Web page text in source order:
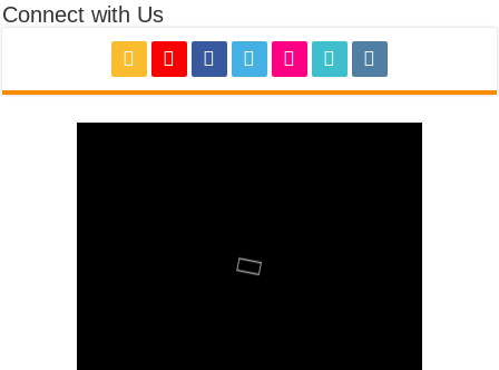
Connect with Us